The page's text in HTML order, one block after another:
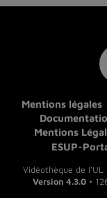
Mentions légales
Mentions
ESUP-
Vidéothèque de
Version 4.3.0 •